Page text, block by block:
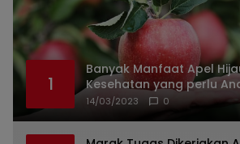
1
Banyak Manfaat Apel
Kesehatan yang perlu
14/03/2023 0